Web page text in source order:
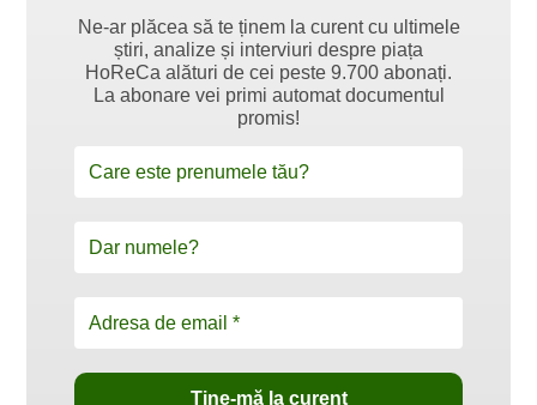
Ne-ar plăcea să te ținem la curent cu ultimele
știri, analize și interviuri despre piața
HoReCa alături de cei peste 9.700 abonați.
La abonare vei primi automat documentul
promis!